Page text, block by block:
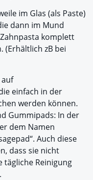
im Glas (als Paste)
dann im Mund
komplett
(Erhältlich zB bei
einfach in der
werden können.
Gummipads: In der
dem Namen
Auch diese
dass sie nicht
tägliche Reinigung